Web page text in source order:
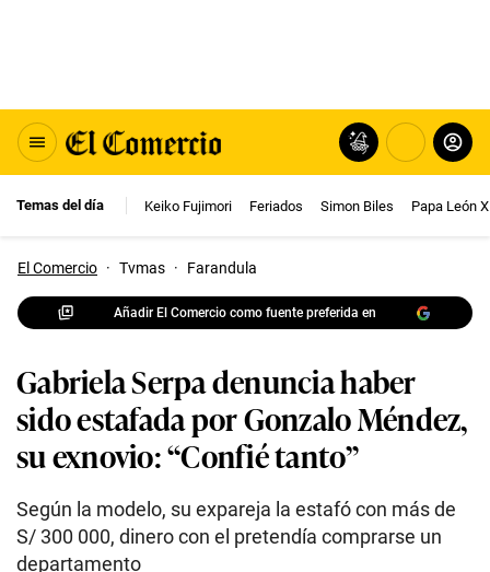
Temas del día Keiko Fujimori Feriados Simon Biles Papa León
El Comercio · Tvmas · Farandula
Añadir El Comercio como fuente preferida en
Gabriela Serpa denuncia haber
sido estafada por Gonzalo Méndez,
su exnovio: “Confié tanto”
Según la modelo, su expareja la estafó con más de
S/ 300 000, dinero con el pretendía comprarse un
departamento